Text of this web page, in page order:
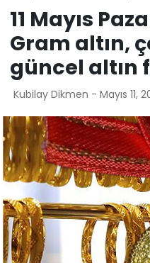
11 Mayıs
Gram altın,
güncel altın
Kubilay Dikmen - Mayıs 11,